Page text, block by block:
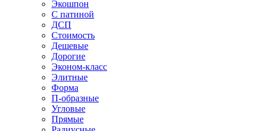
Экошпон
С патиной
ДСП
Стоимость
Дешевые
Дорогие
Эконом-класс
Элитные
Форма
П-образные
Угловые
Прямые